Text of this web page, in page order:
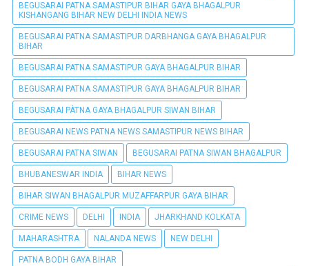
BEGUSARAI PATNA SAMASTIPUR BIHAR GAYA BHAGALPUR
KISHANGANG BIHAR NEW DELHI INDIA NEWS
BEGUSARAI PATNA SAMASTIPUR DARBHANGA GAYA BHAGALPUR
BIHAR
BEGUSARAI PATNA SAMASTIPUR GAYA BHAGALPUR BIHAR
BEGUSARAI PATNA SAMASTIPUR GAYA BHAGALPUR BIHAR
BEGUSARAI PÀTNA GAYA BHAGALPUR SIWAN BIHAR
BEGUSARAI NEWS PATNA NEWS SAMASTIPUR NEWS BIHAR
BEGUSARAI PATNA SIWAN BEGUSARAI PATNA SIWAN BHAGALPUR
BHUBANESWAR INDIA BIHAR NEWS
BIHAR SIWAN BHAGALPUR MUZAFFARPUR GAYA BIHAR
CRIME NEWS DELHI INDIA JHARKHAND KOLKATA
MAHARASHTRA NALANDA NEWS NEW DELHI
PATNA BODH GAYA BIHAR